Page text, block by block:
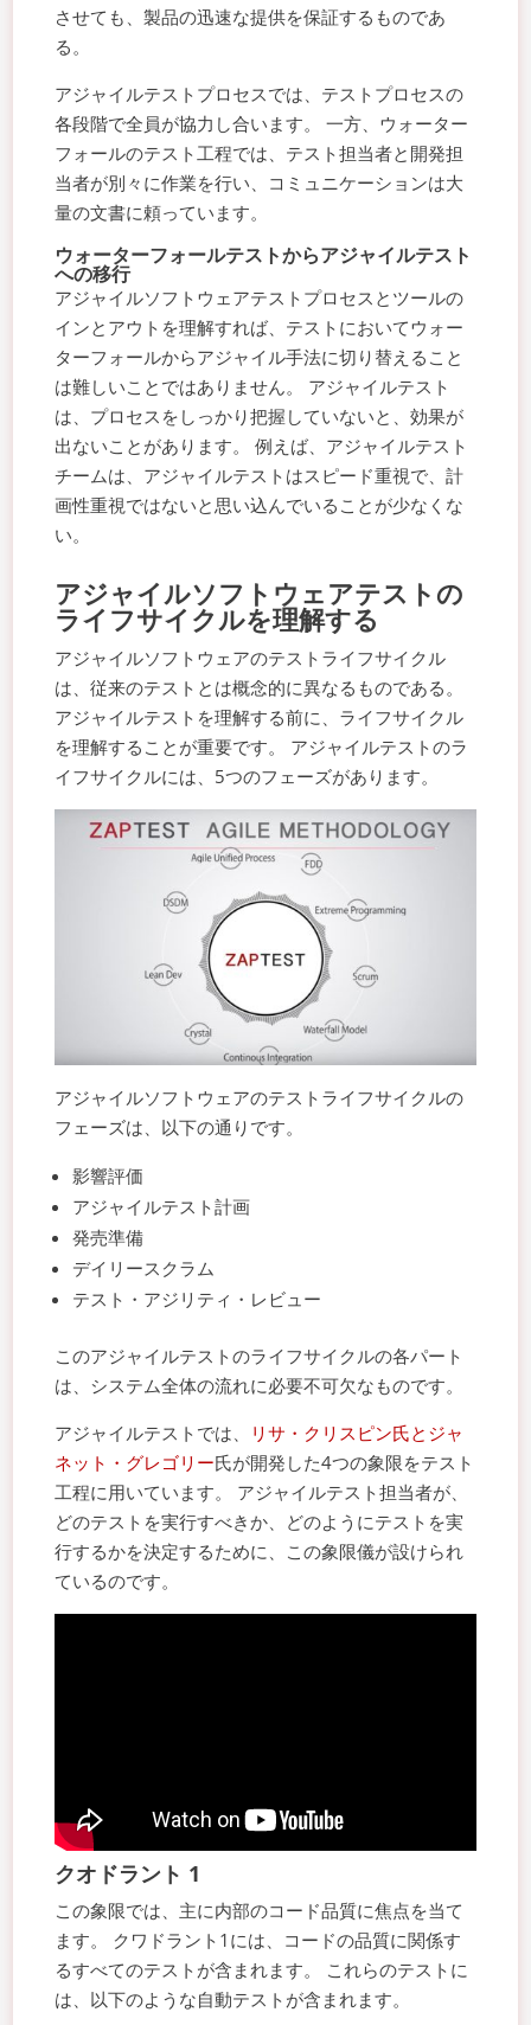
させても、製品の迅速な提供を保証するものであ
る。
アジャイルテストプロセスでは、テストプロセスの
各段階で全員が協力し合います。 一方、ウォーター
フォールのテスト工程では、テスト担当者と開発担
当者が別々に作業を行い、コミュニケーションは大
量の文書に頼っています。
ウォーターフォールテストからアジャイルテスト
への移行
アジャイルソフトウェアテストプロセスとツールの
インとアウトを理解すれば、テストにおいてウォー
ターフォールからアジャイル手法に切り替えること
は難しいことではありません。 アジャイルテスト
は、プロセスをしっかり把握していないと、効果が
出ないことがあります。 例えば、アジャイルテスト
チームは、アジャイルテストはスピード重視で、計
画性重視ではないと思い込んでいることが少なくな
い。
アジャイルソフトウェアテストの
ライフサイクルを理解する
アジャイルソフトウェアのテストライフサイクル
は、従来のテストとは概念的に異なるものである。
アジャイルテストを理解する前に、ライフサイクル
を理解することが重要です。 アジャイルテストのラ
イフサイクルには、5つのフェーズがあります。
アジャイルソフトウェアのテストライフサイクルの
フェーズは、以下の通りです。
影響評価
アジャイルテスト計画
発売準備
デイリースクラム
テスト・アジリティ・レビュー
このアジャイルテストのライフサイクルの各パート
は、システム全体の流れに必要不可欠なものです。
アジャイルテストでは、
リサ・クリスピン氏とジャ
ネット・グレゴリー氏が開発した4つの象限をテスト
工程に用いています。 アジャイルテスト担当者が、
どのテストを実行すべきか、どのようにテストを実
行するかを決定するために、この象限儀が設けられ
ているのです。
クオドラント 1
この象限では、主に内部のコード品質に焦点を当て
ます。 クワドラント1には、コードの品質に関係す
るすべてのテストが含まれます。 これらのテストに
は、以下のような自動テストが含まれます。